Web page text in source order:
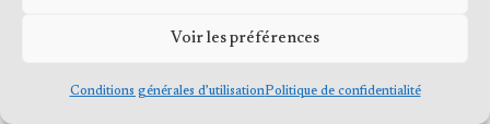
Voir les préférences
Conditions générales d’utilisationPolitique de confidentialité